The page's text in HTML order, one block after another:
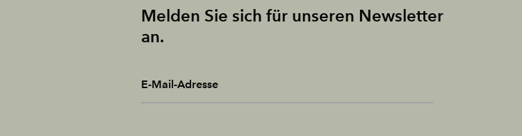
Melden Sie sich für unseren Newsletter
an.
E-Mail-Adresse